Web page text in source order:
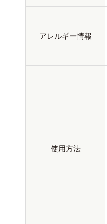
アレルギー情報
使用方法